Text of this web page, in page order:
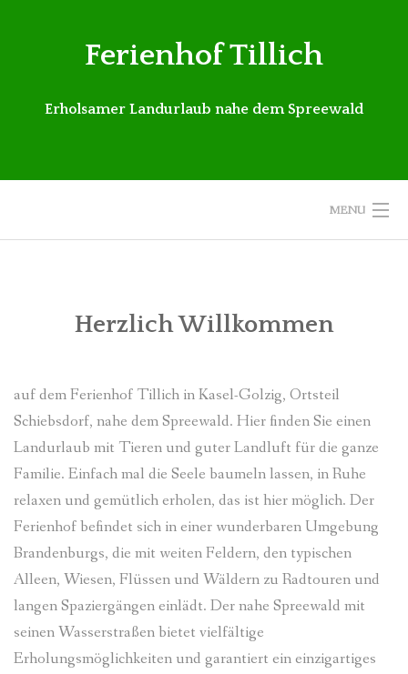
Ferienhof Tillich
Erholsamer Landurlaub nahe dem Spreewald
MENU
HOF UND UMGEBUNG
KONTAKT
IHRE ANREISE
IMPRESSUM UND DATENSCHUTZ
Herzlich Willkommen
auf dem Ferienhof Tillich in Kasel-Golzig, Ortsteil
Schiebsdorf, nahe dem Spreewald. Hier finden Sie einen
Landurlaub mit Tieren und guter Landluft für die ganze
Familie. Einfach mal die Seele baumeln lassen, in Ruhe
relaxen und gemütlich erholen, das ist hier möglich. Der
Ferienhof befindet sich in einer wunderbaren Umgebung
Brandenburgs, die mit weiten Feldern, den typischen
Alleen, Wiesen, Flüssen und Wäldern zu Radtouren und
langen Spaziergängen einlädt. Der nahe Spreewald mit
seinen Wasserstraßen bietet vielfältige
Erholungsmöglichkeiten und garantiert ein einzigartiges